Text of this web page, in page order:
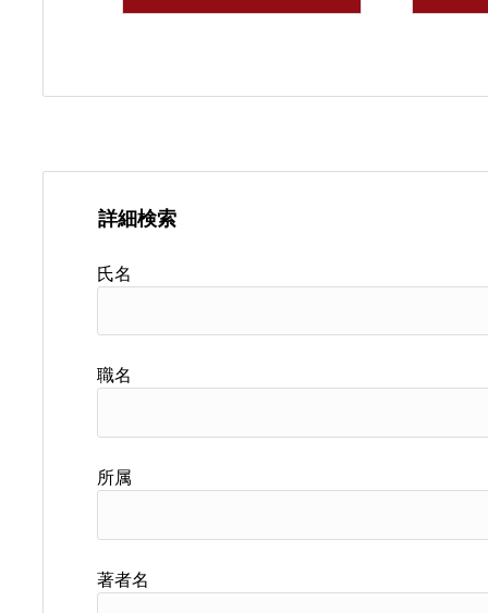
詳細検索
氏名
職名
所属
著者名